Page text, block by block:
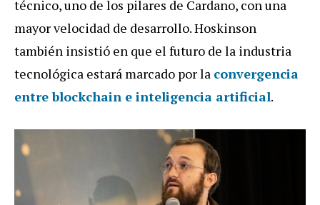
técnico, uno de los pilares de Cardano, con una
mayor velocidad de desarrollo. Hoskinson
también insistió en que el futuro de la industria
tecnológica estará marcado por la convergencia
entreblockchain e inteligencia artificial.